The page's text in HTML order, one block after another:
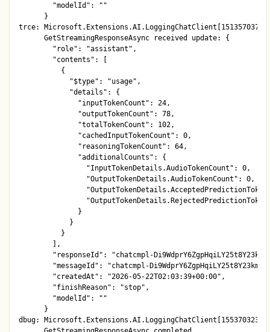
        "modelId": ""
      }
trce: Microsoft.Extensions.AI.LoggingChatClient[1513570378]
      GetStreamingResponseAsync received update: {
        "role": "assistant",
        "contents": [
          {
            "$type": "usage",
            "details": {
              "inputTokenCount": 24,
              "outputTokenCount": 78,
              "totalTokenCount": 102,
              "cachedInputTokenCount": 0,
              "reasoningTokenCount": 64,
              "additionalCounts": {
                "InputTokenDetails.AudioTokenCount": 0,
                "OutputTokenDetails.AudioTokenCount": 0,
              }
            }
          }
        ],
"responseId": "chatcmpl-
"messageId": "chatcmpl-
        "createdAt": "2026-05-22T02:03:39+00:00",
        "finishReason": "stop",
        "modelId": ""
      }
dbug: Microsoft.Extensions.AI.LoggingChatClient[1553703230]